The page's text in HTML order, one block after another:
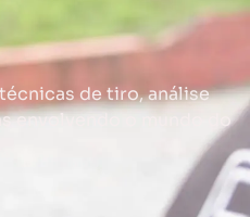
de tiro, análise
envolvendo o mundo do